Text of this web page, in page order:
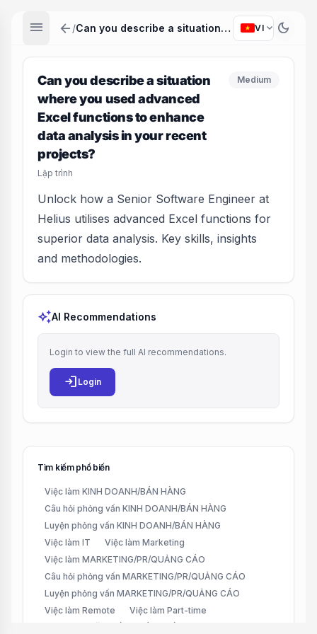
menu arrow_back / Can you describe a situation where you used advanced Excel functions to enhance data analysis in your recent projects? VI expand_more dark_mode
Can you describe a situation
where you used advanced
Excel functions to enhance
data analysis in your recent
projects?
Lập trình
Medium
Unlock how a Senior Software Engineer at
Helius utilises advanced Excel functions for
superior data analysis. Key skills, insights
and methodologies.
auto_awesomeAI Recommendations
Login to view the full AI recommendations.
login Login
Tìm kiếm phổ biến
Việc làm KINH DOANH/BÁN HÀNG
Câu hỏi phỏng vấn KINH DOANH/BÁN HÀNG
Luyện phỏng vấn KINH DOANH/BÁN HÀNG
Việc làm IT
Việc làm Marketing
Việc làm MARKETING/PR/QUẢNG CÁO
Câu hỏi phỏng vấn MARKETING/PR/QUẢNG CÁO
Luyện phỏng vấn MARKETING/PR/QUẢNG CÁO
Việc làm Remote
Việc làm Part-time